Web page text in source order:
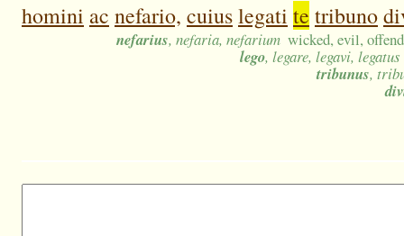
homini ac nefario, cuiuslegati te tribuno
nefarius, nefaria, nefarium wicked, evil,
lego, legare, legavi, legatus
tribunus,